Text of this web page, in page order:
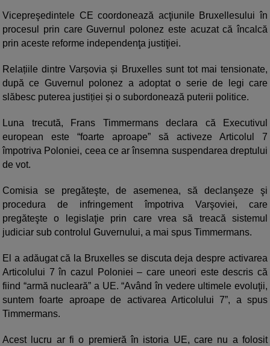
Vicepreşedintele CE coordonează acţiunile Bruxellesului în
procesul prin care Guvernul polonez este acuzat că încalcă
prin aceste reforme independenţa justiţiei.
Relațiile dintre Varșovia și Bruxelles sunt tot mai tensionate,
după ce Guvernul polonez a adoptat o serie de legi care
slăbesc puterea justiției și o subordonează puterii politice.
Luna trecută, Frans Timmermans declara că Executivul
european este “foarte aproape” să activeze Articolul 7
împotriva Poloniei, ceea ce ar însemna suspendarea dreptului
de vot.
Comisia se pregăteşte, de asemenea, să declanşeze şi
procedura de infringement împotriva Varşoviei, care
pregăteşte o legislaţie prin care vrea să treacă sistemul
judiciar sub controlul Guvernului, a mai spus Timmermans.
El a adăugat că la Bruxelles se discuta deja despre activarea
Articolului 7 în cazul Poloniei – care uneori este descris că
fiind “armă nucleară” a UE. “Având în vedere ultimele evoluţii,
suntem foarte aproape de activarea Articolului 7”, a spus
Timmermans.
Acest lucru ar fi o premieră în istoria UE, care nu a folosit